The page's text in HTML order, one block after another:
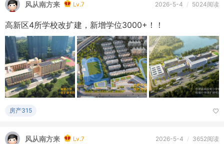
风从南方来 Lv.7 2026-5-4 / 5024阅读
高新区4所学校改扩建，新增学位3000+！！
房产315
风从南方来 Lv.7 2026-5-4 / 3652阅读